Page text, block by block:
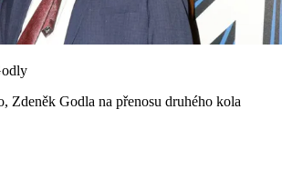
Zdeněk Godla na přenosu druhého kola